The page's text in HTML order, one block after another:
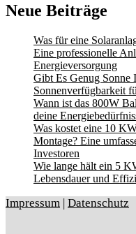
Neue Beiträge
Was für eine
Eine professionelle
Energieversorgung
Gibt Es Genug Sonne
Sonnenverfügbarkeit
Wann ist das 800W
deine
Was kostet eine 10
Montage? Eine
Investoren
Wie lange hält ein 5
Lebensdauer und
Impressum | Datenschutz